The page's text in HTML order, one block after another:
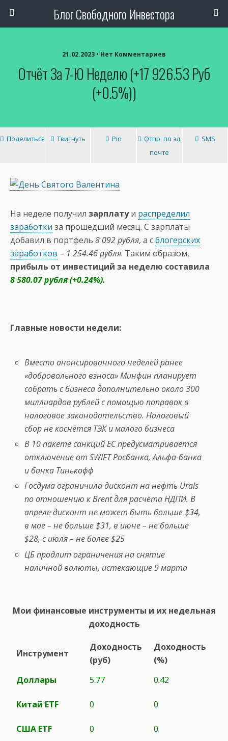
Блог Свободного Инвестора
21.02.2023 • Нет Комментариев
Отчёт За 7-Ю Неделю (+17 926.53 Руб
(+0.5%))
Поделиться Твитнуть Pin
Отпр. по эл.
почте
SMS
На неделе получил зарплатуи распределил
заработки за прошедший месяц. С зарплаты
добавил в портфель 8 092 рубля, а сблогерских
заработков – 1 254.46 рубля. Таким образом,
прибыль от инвестиций за неделю составила
8 580.07 рубля (+0.24%).
Главные новости недели:
Вместо анонсированного неделей ранее
«добровольного взноса» Минфин планирует
собрать с бизнеса дополнительно около 300
миллиардов рублей с помощью поправок в
налоговое законодательство. Налоговый
сбор не коснётся ТЭК и малого бизнеса
В 10 пакете санкций ЕС предусматривается
отключение от SWIFT Росбанка, Альфа-банка
и банка Тинькофф
Госдума ограничила дисконт на нефть Urals
по отношению к Brent для расчёта НДПИ. В
апреле дисконт не может быть больше $34,
в мае – не больше $31, в июне – не больше
$28, с июля – не более $25
ЦБ продлит ограничения на снятие
наличной валюты, истекающие 9 марта
Мои финансовые инструменты и их недельная
доходность
Инструмент
Доходность
(руб)
Доходность
(%)
Доллары
5.77 0.42
Китай ETF 0 0
США ETF 0 0